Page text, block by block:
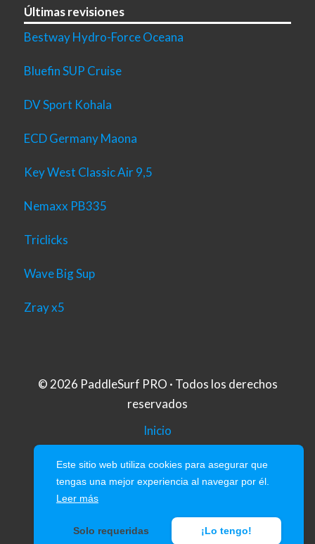
Últimas revisiones
Bestway Hydro-Force Oceana
Bluefin SUP Cruise
DV Sport Kohala
ECD Germany Maona
Key West Classic Air 9,5
Nemaxx PB335
Triclicks
Wave Big Sup
Zray x5
© 2026 PaddleSurf PRO · Todos los derechos
reservados
Inicio
Politica de Privacidad
Este sitio web utiliza cookies para asegurar que
tengas una mejor experiencia al navegar por él.
Leer más
Solo requeridas ¡Lo tengo!